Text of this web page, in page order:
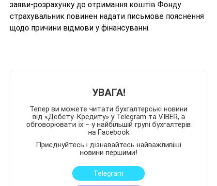
заяви-розрахунку до отримання коштів Фонду
страхувальник повинен надати письмове пояснення
щодо причини відмови у фінансуванні.
УВАГА!
Тепер ви можете читати бухгалтерські новини
від «Дебету-Кредиту» у Telegram та VIBER, а
обговорювати їх – у найбільшій групі бухгалтерів
на Facebook
Приєднуйтесь і дізнавайтесь найважливіші
новини першими!
Telegram